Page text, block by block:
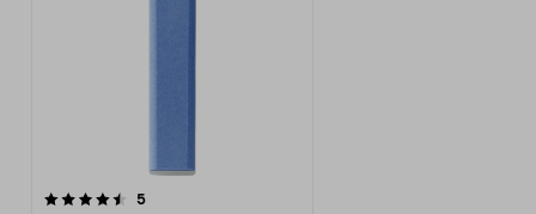
5recensioner